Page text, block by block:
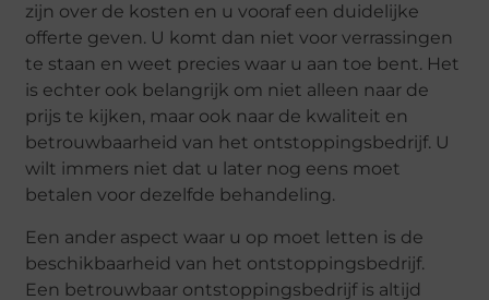
zijn over de kosten en u vooraf een duidelijke
offerte geven. U komt dan niet voor verrassingen
te staan en weet precies waar u aan toe bent. Het
is echter ook belangrijk om niet alleen naar de
prijs te kijken, maar ook naar de kwaliteit en
betrouwbaarheid van het ontstoppingsbedrijf. U
wilt immers niet dat u later nog eens moet
betalen voor dezelfde behandeling.
Een ander aspect waar u op moet letten is de
beschikbaarheid van het ontstoppingsbedrijf.
Een betrouwbaar ontstoppingsbedrijf is altijd